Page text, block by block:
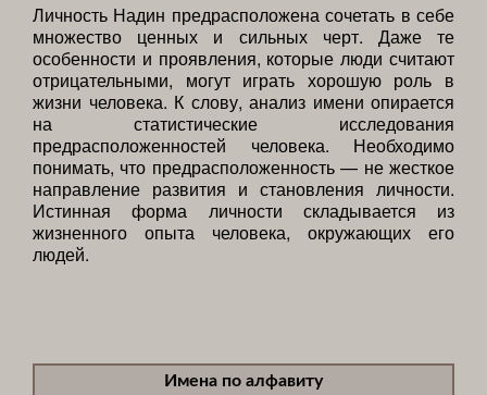
Личность Надин предрасположена сочетать в себе
множество ценных и сильных черт. Даже те
особенности и проявления, которые люди считают
отрицательными, могут играть хорошую роль в
жизни человека. К слову, анализ имени опирается
на статистические исследования
предрасположенностей человека. Необходимо
понимать, что предрасположенность — не жесткое
направление развития и становления личности.
Истинная форма личности складывается из
жизненного опыта человека, окружающих его
людей.
Имена по алфавиту